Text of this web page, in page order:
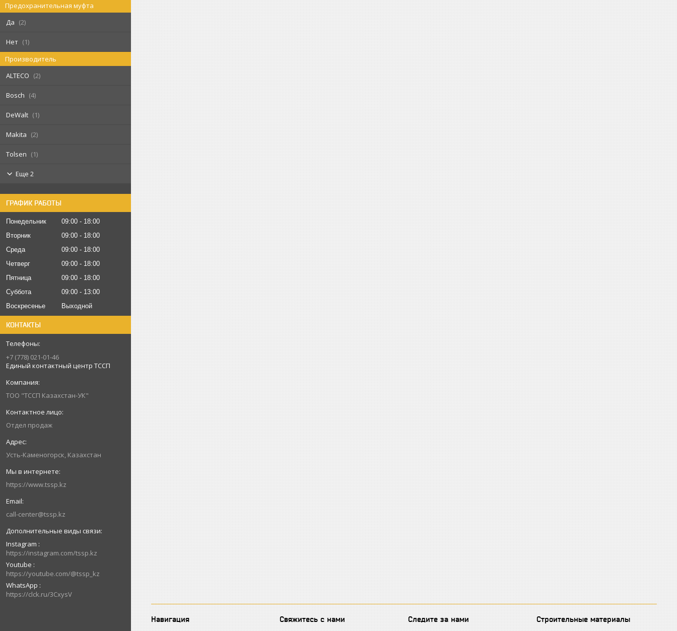
Предохранительная муфта
Да
2
Нет
1
Производитель
ALTECO
2
Bosch 4
DeWalt 1
Makita 2
Tolsen 1
Еще 2
ГРАФИК РАБОТЫ
Понедельник 09:00
18:00
Вторник
09:00
18:00
Среда
09:00
18:00
Четверг
09:00
18:00
Пятница
09:00
18:00
Суббота
09:00
13:00
Воскресенье
Выходной
КОНТАКТЫ
+7 (778) 021-01-46
Единый контактный центр ТССП
ТОО "ТССП Казахстан-УК"
Отдел продаж
Усть-Каменогорск, Казахстан
https://www.tssp.kz
call-center@tssp.kz
Instagram
https://instagram.com/tssp.kz
Youtube
https://youtube.com/@tssp_kz
WhatsApp
https://clck.ru/3CxysV
Навигация Свяжитесь с нами Следите за нами Строительные материалы